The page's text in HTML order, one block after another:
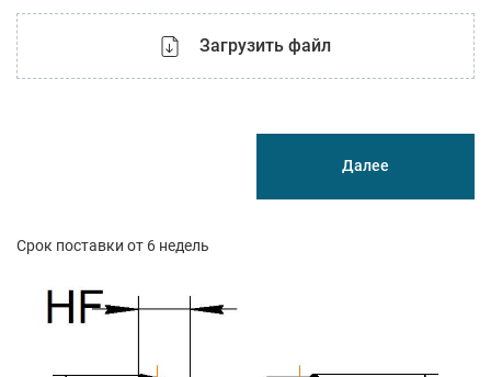
Срок поставки от 6 недель
Загрузить файл
Далее